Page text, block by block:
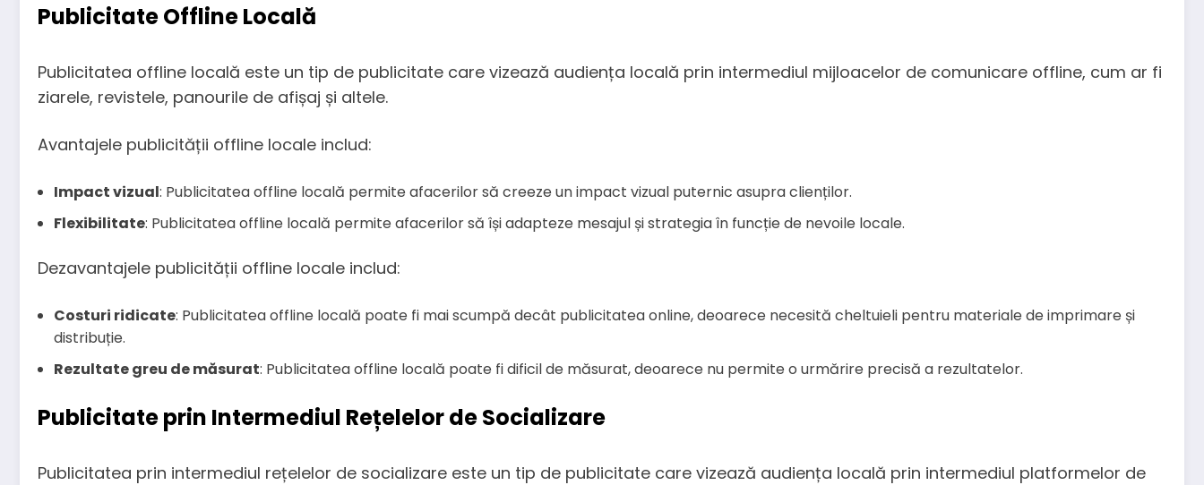
Publicitate Offline Locală
Publicitatea offline locală este un tip de publicitate care vizează audiența locală prin intermediul mijloacelor de comunicare offline, cum ar fi
ziarele, revistele, panourile de afișaj și altele.
Avantajele publicității offline locale includ:
Impact vizual: Publicitatea offline locală permite afacerilor să creeze un impact vizual puternic asupra clienților.
Flexibilitate: Publicitatea offline locală permite afacerilor să își adapteze mesajul și strategia în funcție de nevoile locale.
Dezavantajele publicității offline locale includ:
Costuri ridicate: Publicitatea offline locală poate fi mai scumpă decât publicitatea online, deoarece necesită cheltuieli pentru materiale de imprimare și
distribuție.
Rezultate greu de măsurat: Publicitatea offline locală poate fi dificil de măsurat, deoarece nu permite o urmărire precisă a rezultatelor.
Publicitate prin Intermediul Rețelelor de Socializare
Publicitatea prin intermediul rețelelor de socializare este un tip de publicitate care vizează audiența locală prin intermediul platformelor de